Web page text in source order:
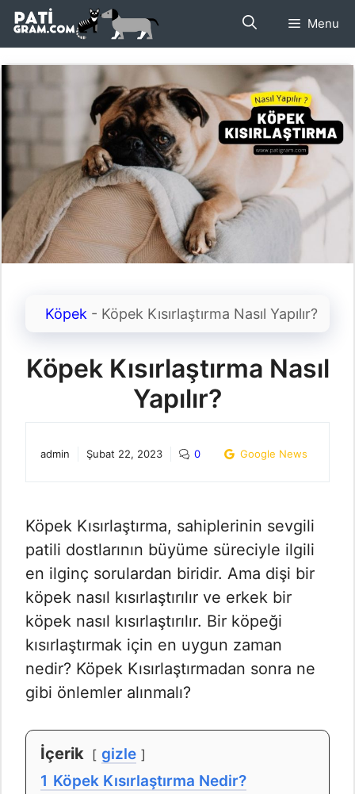
İçeriğe
atla
Menu
Köpek - Köpek Kısırlaştırma Nasıl Yapılır?
Köpek Kısırlaştırma Nasıl
Yapılır?
admin Şubat 22, 2023 0 Google News
Köpek Kısırlaştırma, sahiplerinin sevgili
patili dostlarının büyüme süreciyle ilgili
en ilginç sorulardan biridir. Ama dişi bir
köpek nasıl kısırlaştırılır ve erkek bir
köpek nasıl kısırlaştırılır. Bir köpeği
kısırlaştırmak için en uygun zaman
nedir? Köpek Kısırlaştırmadan sonra ne
gibi önlemler alınmalı?
İçerik
gizle
1 Köpek Kısırlaştırma Nedir?